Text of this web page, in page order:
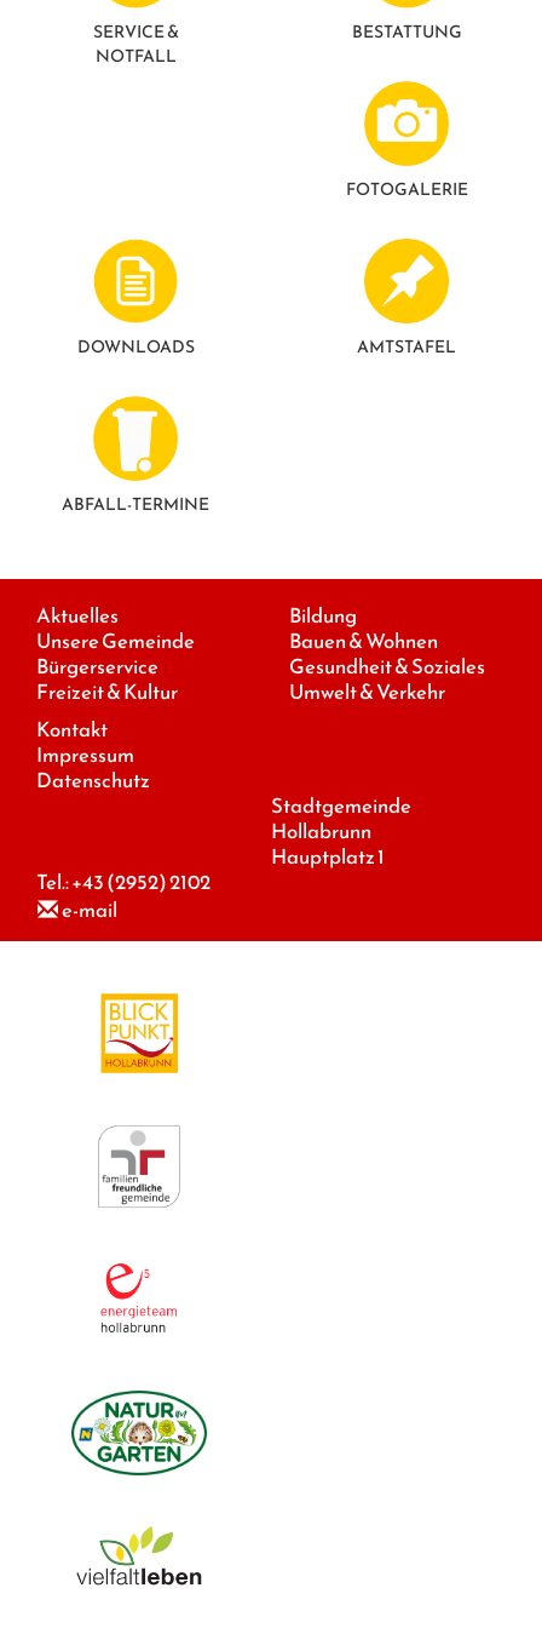
ANSPRECHPARTNER
GESUNDE GEMEINDE
SERVICE &
NOTFALL
BESTATTUNG
FOTO­GALERIE
DOWNLOADS AMTSTAFEL
ABFALL-TERMINE
Aktuelles
Unsere Gemeinde
Bürgerservice
Freizeit & Kultur
Bildung
Bauen & Wohnen
Gesundheit & Soziales
Umwelt & Verkehr
Kontakt
Impressum
Datenschutz
Stadtgemeinde
Hollabrunn
Hauptplatz 1
Tel.:+43 (2952) 2102
e-mail